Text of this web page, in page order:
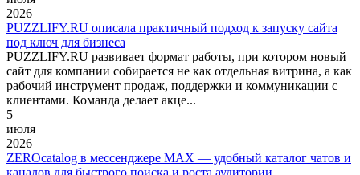
2026
PUZZLIFY.RU описала практичный подход к запуску сайта
под ключ для бизнеса
PUZZLIFY.RU развивает формат работы, при котором новый
сайт для компании собирается не как отдельная витрина, а как
рабочий инструмент продаж, поддержки и коммуникации с
клиентами. Команда делает акце...
5
июля
2026
ZEROcatalog в мессенджере MAX — удобный каталог чатов и
каналов для быстрого поиска и роста аудитории